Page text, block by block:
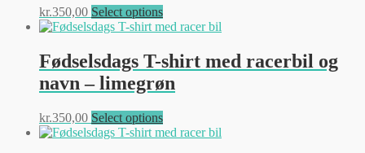
vælges
på
kr.350,00 Select optionsDette
vare
flere
varianter.
Mulighederne
vælges
på
varesiden
Fødselsdags T-shirt med racerbil og
navn – limegrøn
kr.350,00 Select optionsDette
vare